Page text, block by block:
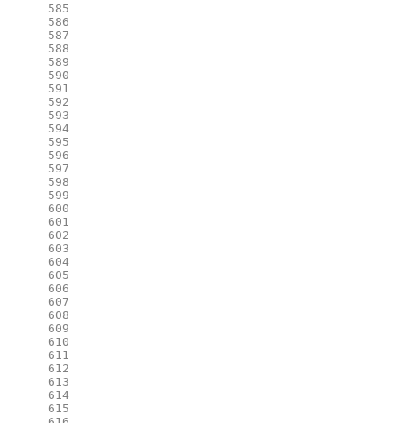
585
586
587
588
589
590
591
592
593
594
595
596
597
598
599
600
601
602
603
604
605
606
607
608
609
610
611
612
613
614
615